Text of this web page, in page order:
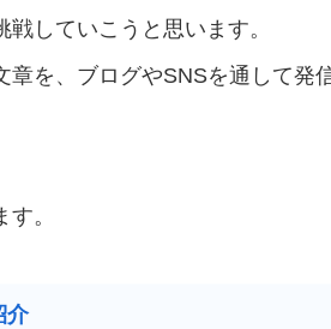
していこうと思います。
を、ブログやSNSを通して発
。
介